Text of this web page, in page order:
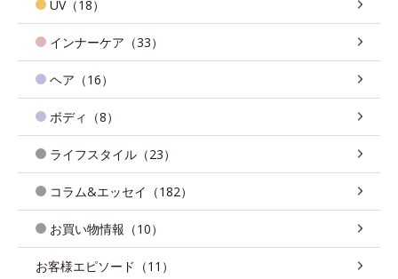
UV（18）
インナーケア（33）
ヘア（16）
ボディ（8）
ライフスタイル（23）
コラム&エッセイ（182）
お買い物情報（10）
お客様エピソード（11）